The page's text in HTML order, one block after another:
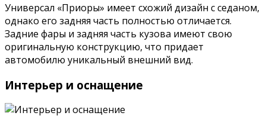
Универсал «Приоры» имеет схожий дизайн с седаном,
однако его задняя часть полностью отличается.
Задние фары и задняя часть кузова имеют свою
оригинальную конструкцию, что придает
автомобилю уникальный внешний вид.
Интерьер и оснащение